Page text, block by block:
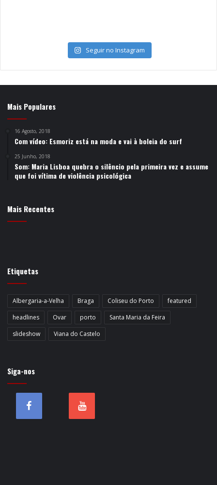
Seguir no Instagram
Mais Populares
16 Agosto, 2018
Com vídeo: Esmoriz está na moda e vai à boleia do surf
25 Junho, 2018
Som: Maria Lisboa quebra o silêncio pela primeira vez e assume
que foi vítima de violência psicológica
Mais Recentes
Etiquetas
Albergaria-a-Velha Braga Coliseu do Porto
featured
headlines
Ovar porto
Santa Maria da Feira
slideshow
Viana do Castelo
Siga-nos